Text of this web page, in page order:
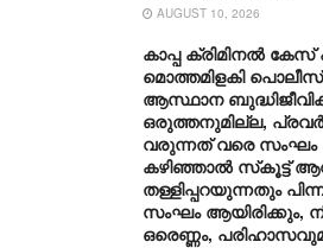
AUGUST 10, 2026
കാപ്പ ക്രിമിനൽ കേസ്
മൊത്തമിളകി പൊലീസ്
ആസ്ഥാന
ഒരുത്തനുമില്ല,
വരുന്നത് വരെ സംഘം
കഴിഞ്ഞാൽ സ്‌കൂട്ട്
തള്ളിപ്പറയുന്നതും
സംഘം ആയിരിക്കും,
ഒരെണ്ണം,